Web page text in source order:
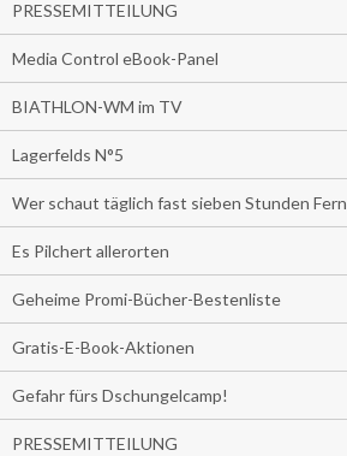
PRESSEMITTEILUNG
Media Control eBook-Panel
BIATHLON-WM im TV
Lagerfelds N°5
Wer schaut täglich fast sieben Stunden
Es Pilchert allerorten
Geheime Promi-Bücher-Bestenliste
Gratis-E-Book-Aktionen
Gefahr fürs Dschungelcamp!
PRESSEMITTEILUNG